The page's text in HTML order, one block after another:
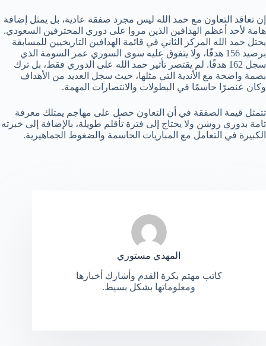
إن تعاقد التعاون مع حمد الله ليس مجرد صفقة عادية، بل يمثل إضافة
هامة لأحد أعظم الهدافين الذين مروا على دوري المحترفين السعودي.
يحتل حمد الله المركز الثاني في قائمة الهدافين التاريخيين للمسابقة
برصيد 156 هدفًا، ولا يتفوق عليه سوى السوري عمر السومة الذي
سجل 162 هدفًا. لم يقتصر تأثير حمد الله على الدوري فقط، بل ترك
بصمة واضحة مع الأندية التي مثلها، حيث سجل العديد من الأهداف
وكان عنصرًا حاسمًا في البطولات والانتصارات المهمة.
تتمثل قيمة الصفقة في أن التعاون حصل على مهاجم يمتلك معرفة
تامة بدوري روشن ولا يحتاج إلى فترة تأقلم طويلة، بالإضافة إلى خبرته
الكبيرة في التعامل مع المباريات الحاسمة والضغوط الجماهيرية.
المهدي مستوري
كاتب مهتم بكرة القدم وأشارك أخبارها
ومعلوماتها بشكل بسيط.